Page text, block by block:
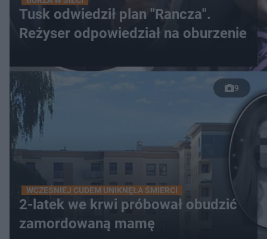
Tusk odwiedził plan "Rancza".
Reżyser odpowiedział na oburzenie
9
WCZEŚNIEJ CUDEM UNIKNĘŁA ŚMIERCI
2-latek we krwi próbował obudzić
zamordowaną mamę